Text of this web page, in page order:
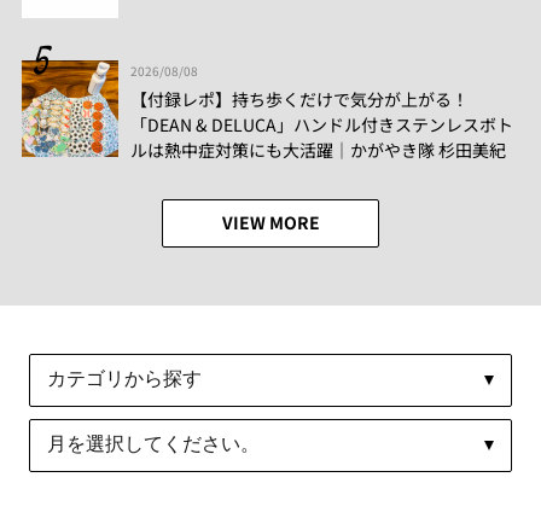
2026/08/08
【付録レポ】持ち歩くだけで気分が上がる！
「DEAN & DELUCA」ハンドル付きステンレスボト
ルは熱中症対策にも大活躍│かがやき隊 杉田美紀
VIEW MORE